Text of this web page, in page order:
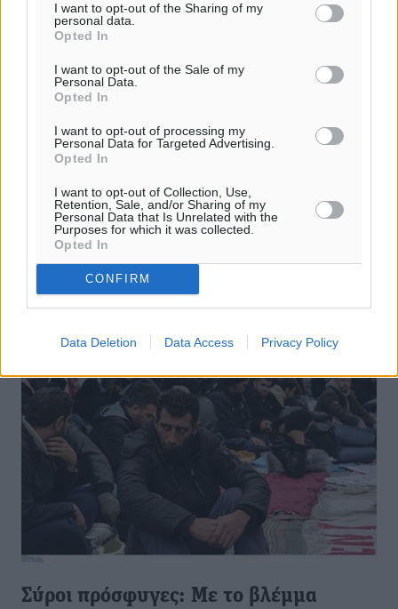
I want to opt-out of the Sharing of my
personal data.
Opted In
I want to opt-out of the Sale of my
Personal Data.
Opted In
I want to opt-out of processing my
Personal Data for Targeted Advertising.
Opted In
I want to opt-out of Collection, Use,
Retention, Sale, and/or Sharing of my
Personal Data that Is Unrelated with the
Purposes for which it was collected.
Opted In
CONFIRM
Data Deletion Data Access Privacy Policy
Συνάντηση Α. Σαμαρά με τους γονείς
Με το γραφείο του Πρωθυπουργού επικοινώνησε
σήμερα το μεσημέρι ο δικηγόρος της οικογένειας
Ρωμανού, σύμφωνα με σχετική ανακοίνωση,
μεταφέροντας το αίτημα των γονέων του να ...
06.12.14, 16:40
Σύροι πρόσφυγες: Με το βλέμμα